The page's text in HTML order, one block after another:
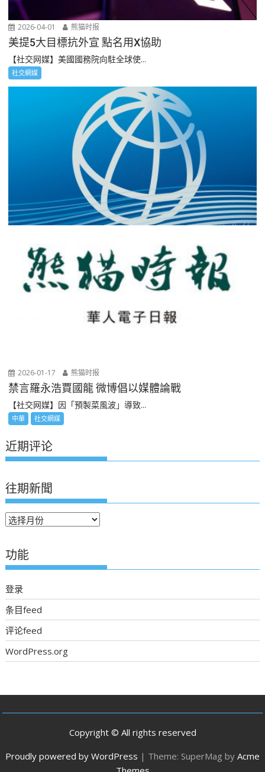
2026-04-01 熊猫时报
美提5大目標抗外宣 點名用X協助
【社交网媒】美國國務院向駐全球使...
社交網媒
2026-01-17 熊猫时报
禁言羅永浩賈國龍 微博倡以媒體論戰
【社交网媒】因「預製菜風波」導致...
中華 社交網媒
近期评论
往期新聞
往
新
聞
功能
登录
条目feed
评论feed
WordPress.org
Copyright © All rights reserved
Proudly powered by WordPress | Theme: SuperMag by Acme